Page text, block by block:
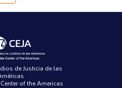
de Justicia de las
of the Americas